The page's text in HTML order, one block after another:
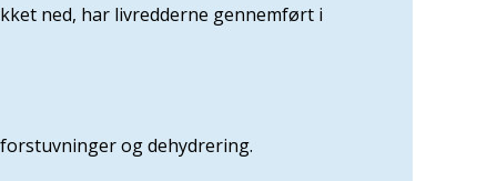
ned, har livredderne gennemført i
og dehydrering.